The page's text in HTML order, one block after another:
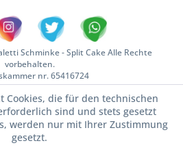
Schminke - Split Cake Alle Rechte
vorbehalten.
nr. 65416724
Cookies, die für den technischen
sind und stets gesetzt
werden nur mit Ihrer Zustimmung
gesetzt.